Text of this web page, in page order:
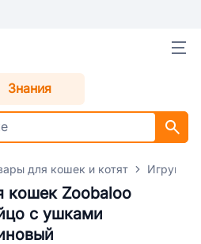
Знания
для кошек и котят Игрушки
кошек Zoobaloo
с ушками